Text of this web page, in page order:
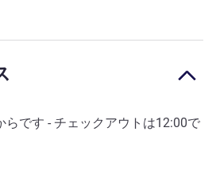
らです - チェックアウトは12:00で